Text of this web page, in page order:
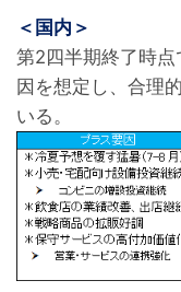
＜国内＞
第2四半期終了時
因を想定し、合理
いる。